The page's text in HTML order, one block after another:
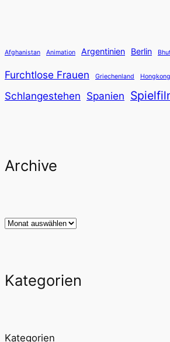
Afghanistan Animation Argentinien Berlin
Furchtlose Frauen Griechenland Hongkong
Schlangestehen Spanien
Archive
Archiv
Kategorien
Kategorien